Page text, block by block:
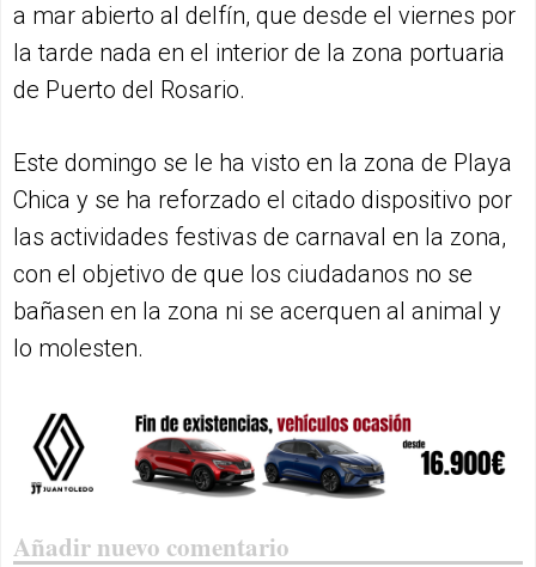
a mar abierto al delfín, que desde el viernes por
la tarde nada en el interior de la zona portuaria
de Puerto del Rosario.
Este domingo se le ha visto en la zona de Playa
Chica y se ha reforzado el citado dispositivo por
las actividades festivas de carnaval en la zona,
con el objetivo de que los ciudadanos no se
bañasen en la zona ni se acerquen al animal y
lo molesten.
Añadir nuevo comentario